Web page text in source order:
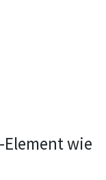
Element wie